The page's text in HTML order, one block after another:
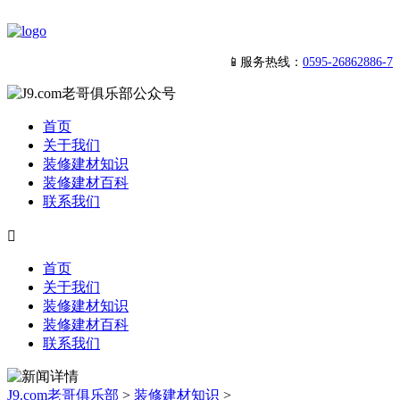
📱服务热线： 0595-26862886-7
首页
关于我们
装修建材知识
装修建材百科
联系我们

首页
关于我们
装修建材知识
装修建材百科
联系我们
J9.com老哥俱乐部 > 装修建材知识 >